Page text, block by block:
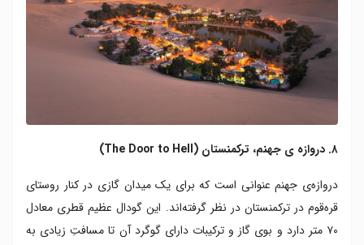
۸. دروازه ی جهنم، ترکمنستان (The Door to Hell)
دروازه‌ی جهنم عنوانی است که برای یک میدان گازی در کنار روستای
قره‌قوم در ترکمنستان در نظر گرفته‌اند. این گودال عظیم قطری معادل
۷۰ متر دارد و بوی گاز و ترکیبات دارای گوگرد آن تا مسافتِ زیادی به